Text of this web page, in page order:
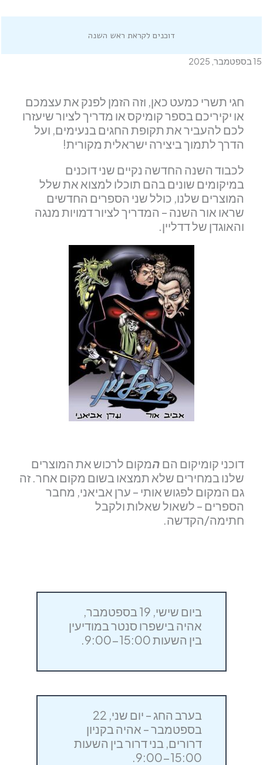
דוכנים לקראת ראש השנה
15 בספטמבר, 2025
חגי תשרי כמעט כאן, וזה הזמן לפנק את עצמכם
או יקיריכם בספר קומיקס או מדריך לציור שיעזרו
לכם להעביר את תקופת החגים בנעימים, ועל
הדרך לתמוך ביצירה ישראלית מקורית!
לכבוד השנה החדשה נקיים שני דוכנים
במיקומים שונים בהם תוכלו למצוא את שלל
המוצרים שלנו, כולל שני הספרים החדשים
שראו אור השנה – המדריך לציור דמויות מנגה
והאוגדן של דדליין.
דוכני קומיקום הם המקום לרכוש את המוצרים
שלנו במחירים שלא תמצאו בשום מקום אחר. זה
גם המקום לפגוש אותי – ערן אביאני, מחבר
הספרים – לשאול שאלות ולקבל
חתימה/הקדשה.
ביום שישי, 19 בספטמבר,
אהיה בישפרו סנטר במודיעין
בין השעות 9:00-15:00.
בערב החג – יום שני, 22
בספטמבר – אהיה בקניון
דרורים, בני דרור בין השעות
9:00-15:00.